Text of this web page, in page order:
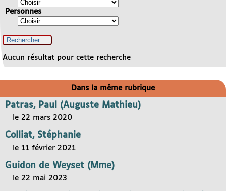
Personnes
Aucun résultat pour cette recherche
Dans la même rubrique
Patras, Paul (Auguste Mathieu)
le 22 mars 2020
Colliat, Stéphanie
le 11 février 2021
Guidon de Weyset (Mme)
le 22 mai 2023